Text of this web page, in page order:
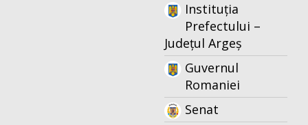
Instituția
Prefectului –
Județul Argeș
Guvernul
Romaniei
Senat